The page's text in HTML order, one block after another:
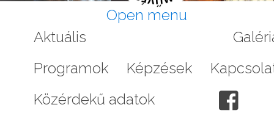
Open menu
Aktuális
Programok
Képzések
Közérdekű adatok